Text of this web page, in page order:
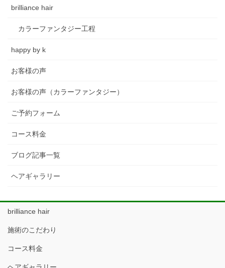
brilliance hair
カラーファンタジー工程
happy by k
お客様の声
お客様の声（カラーファンタジー）
ご予約フォーム
コース料金
ブログ記事一覧
ヘアギャラリー
brilliance hair
施術のこだわり
コース料金